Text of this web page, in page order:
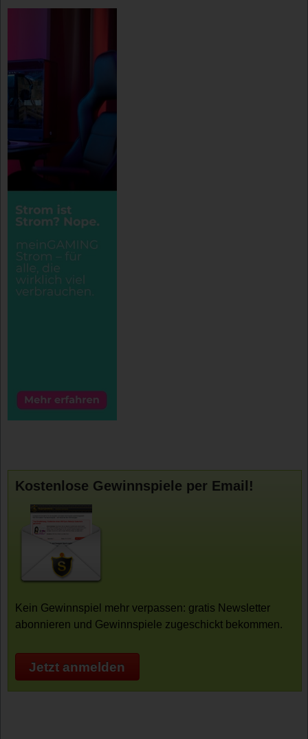
Kostenlose Gewinnspiele per Email!
Kein Gewinnspiel mehr verpassen: gratis Newsletter
abonnieren und Gewinnspiele zugeschickt bekommen.
Jetzt anmelden